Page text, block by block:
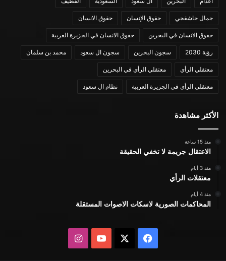
جمال خاشقجي حقوق الإنسان حقوق الانسان
حقوق الانسان في البحرين حقوق الانسان في الجزيرة العربية
رؤية 2030 سجون البحرين سجون ال سعود محمد بن سلمان
معتقلي الرأي معتقلي الرأي في البحرين
معتقلي الرأي في الجزيرة العربية نظام ال سعود
الأكثر مشاهدة
منذ 15 ساعة
الاعتقال جريمة لا تخفي الحقيقة
منذ 3 أيام
معتقلات الرأي
منذ 4 أيام
المحاكمات الصورية لاسكات الاصوات المستقلة
فيسبوك يوتيوبانستقرام